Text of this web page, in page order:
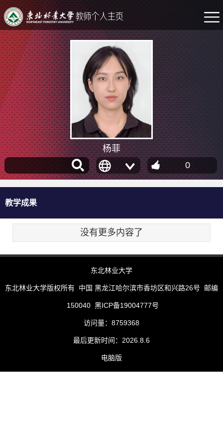
杨菲
0
教学成果
没有更多内容了
东北林业大学
东北林业大学版权所有 中国 黑龙江哈尔滨市香坊区和兴路26号 邮编
150040 黑ICP备19004777号
访问量： 8759368
最后更新时间： 2026 8 6
电脑版